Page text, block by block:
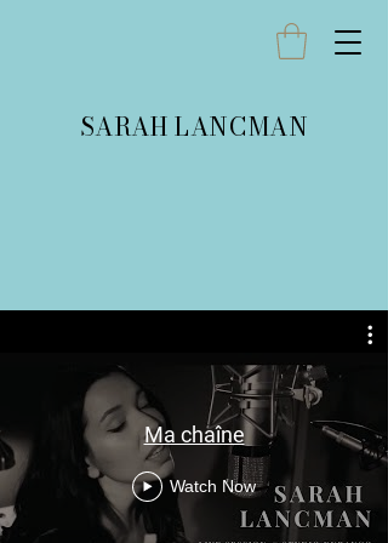
SARAH LANCMAN
Ma chaîne
Watch Now